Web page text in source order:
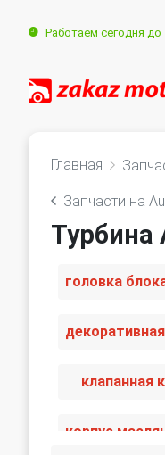
Работаем сегодня до
Главная
Запчасти на
Турбина
клапанная